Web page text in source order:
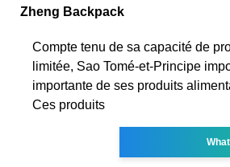
Zheng Backpack
Compte tenu de sa capacité de
limitée, Sao Tomé-et-Principe
importante de ses produits
Ces produits